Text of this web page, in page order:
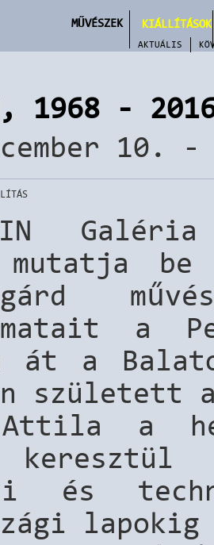
MŰVÉSZEK KIÁLLÍTÁSOK
AKTUÁLIS
1968 -
10.
mutatja
a
át a
született
Attila a
keresztül
és